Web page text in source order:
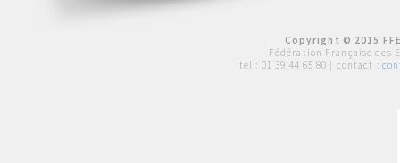
Copyright © 2015
Fédération Française des
tél : 01 39 44 65 80 | contact :